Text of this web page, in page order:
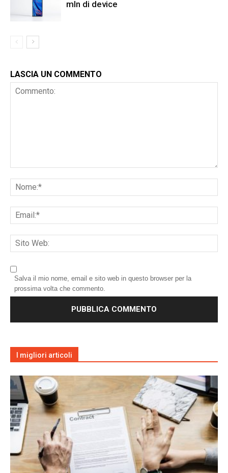
mln di device
LASCIA UN COMMENTO
Salva il mio nome, email e sito web in questo browser per la
prossima volta che commento.
I migliori articoli